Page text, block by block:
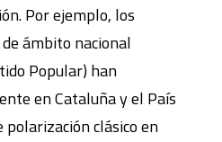
Por ejemplo, los
ámbito nacional
Popular) han
en Cataluña y el País
polarización clásico en